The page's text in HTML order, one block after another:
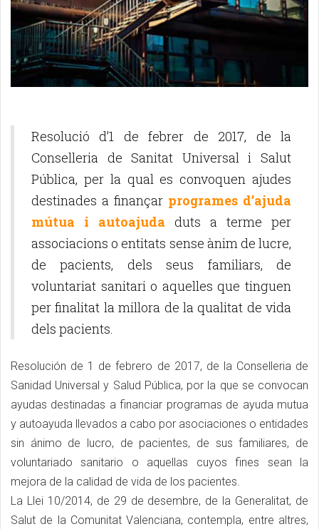
Resolució d’1 de febrer de 2017, de la
Conselleria de Sanitat Universal i Salut
Pública, per la qual es convoquen ajudes
destinades a finançar programes d’ajuda
mútua i autoajuda duts a terme per
associacions o entitats sense ànim de lucre,
de pacients, dels seus familiars, de
voluntariat sanitari o aquelles que tinguen
per finalitat la millora de la qualitat de vida
dels pacients.
Resolución de 1 de febrero de 2017, de la Conselleria de
Sanidad Universal y Salud Pública, por la que se convocan
ayudas destinadas a financiar programas de ayuda mutua
y autoayuda llevados a cabo por asociaciones o entidades
sin ánimo de lucro, de pacientes, de sus familiares, de
voluntariado sanitario o aquellas cuyos fines sean la
mejora de la calidad de vida de los pacientes.
La Llei 10/2014, de 29 de desembre, de la Generalitat, de
Salut de la Comunitat Valenciana, contempla, entre altres,